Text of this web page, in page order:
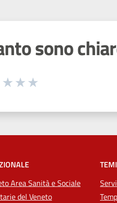
sono
una valutazione da 1
Area Sanità e Sociale
del Veneto